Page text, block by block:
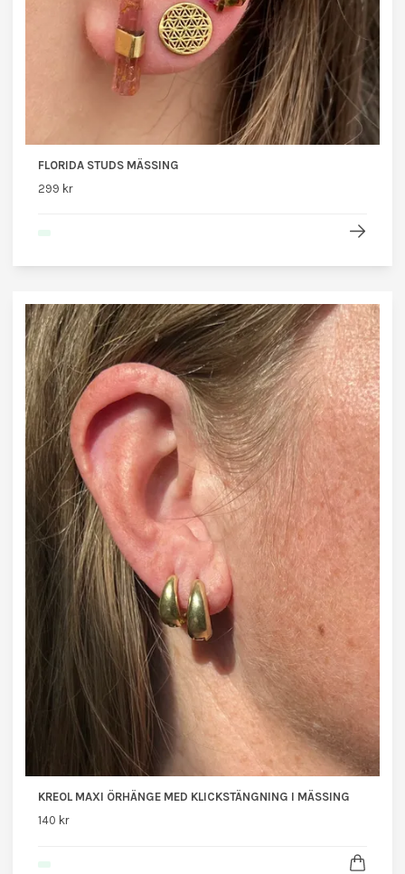
FLORIDA STUDS MÄSSING
299 kr
KREOL MAXI ÖRHÄNGE MED KLICKSTÄNGNING I MÄSSING
140 kr